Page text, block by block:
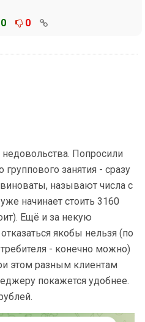
0 0
Попросили
группового занятия - сразу
называют числа с
начинает стоить 3160
Ещё и за некую
якобы нельзя (по
- конечно можно)
этом разным клиентам
покажется удобнее.